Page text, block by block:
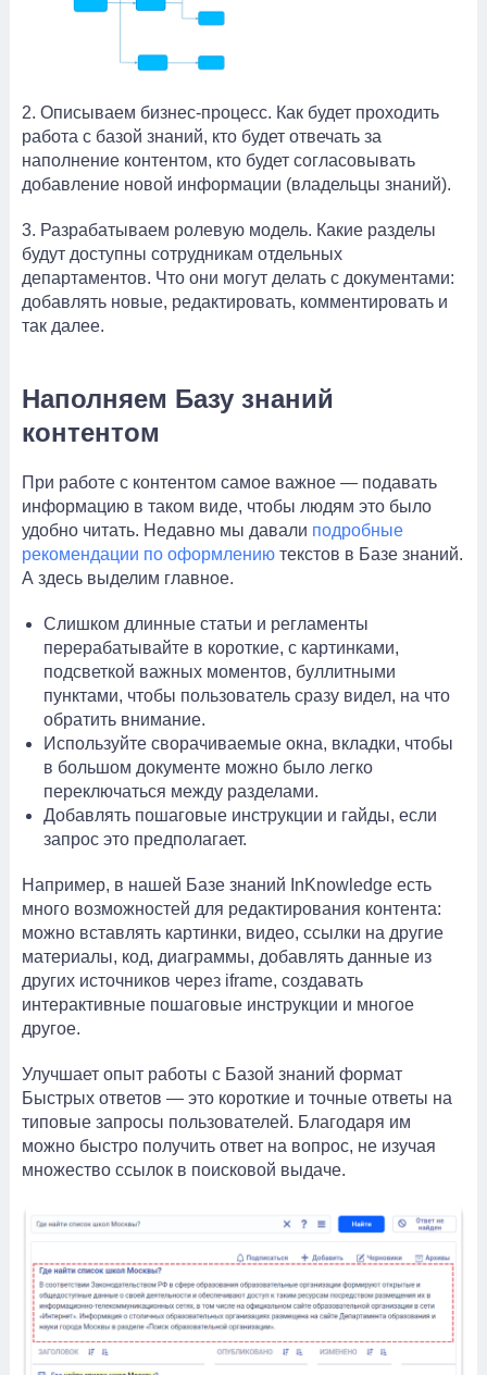
2. Описываем бизнес-процесс. Как будет проходить
работа с базой знаний, кто будет отвечать за
наполнение контентом, кто будет согласовывать
добавление новой информации (владельцы знаний).
3. Разрабатываем ролевую модель. Какие разделы
будут доступны сотрудникам отдельных
департаментов. Что они могут делать с документами:
добавлять новые, редактировать, комментировать и
так далее.
Наполняем Базу знаний
контентом
При работе с контентом самое важное — подавать
информацию в таком виде, чтобы людям это было
удобно читать. Недавно мы давали подробные
рекомендации по оформлению текстов в Базе знаний.
А здесь выделим главное.
Слишком длинные статьи и регламенты
перерабатывайте в короткие, с картинками,
подсветкой важных моментов, буллитными
пунктами, чтобы пользователь сразу видел, на что
обратить внимание.
Используйте сворачиваемые окна, вкладки, чтобы
в большом документе можно было легко
переключаться между разделами.
Добавлять пошаговые инструкции и гайды, если
запрос это предполагает.
Например, в нашей Базе знаний InKnowledge есть
много возможностей для редактирования контента:
можно вставлять картинки, видео, ссылки на другие
материалы, код, диаграммы, добавлять данные из
других источников через iframe, создавать
интерактивные пошаговые инструкции и многое
другое.
Улучшает опыт работы с Базой знаний формат
Быстрых ответов — это короткие и точные ответы на
типовые запросы пользователей. Благодаря им
можно быстро получить ответ на вопрос, не изучая
множество ссылок в поисковой выдаче.